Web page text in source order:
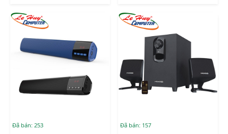
Đã bán: 253 Đã bán: 157